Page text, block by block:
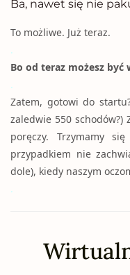
Ba, nawet się nie
To możliwe. Już teraz.
.
Bo od teraz możesz być
.
Zatem, gotowi do
zaledwie 550
poręczy. Trzymamy
przypadkiem nie
dole), kiedy naszym
.